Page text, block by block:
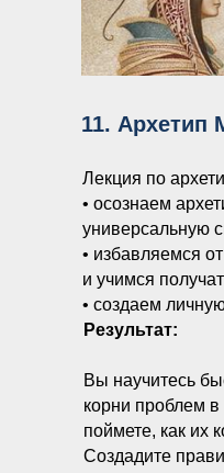
Вы научитесь
корни проблем
поймете, как их
Создадите
11. Архетип
Лекция по
• осознаем
универсальную
• избавляемся
и учимся
• создаем
Результат: